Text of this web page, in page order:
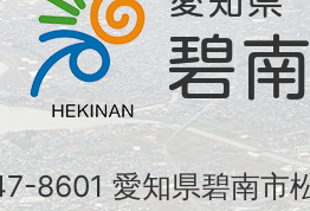
8601 愛知県碧南市